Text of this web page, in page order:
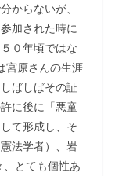
からないが、
加された時に
０年頃ではな
宮原さんの生涯
ばしばその証
に後に「悪童
て形成し、そ
法学者）、岩
とても個性あ